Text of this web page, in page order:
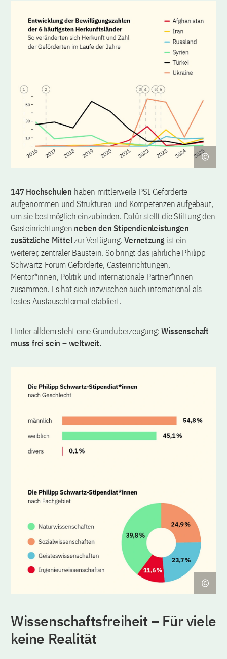
147 Hochschulen haben mittlerweile PSI-Geförderte
aufgenommen und Strukturen und Kompetenzen aufgebaut,
um sie bestmöglich einzubinden. Dafür stellt die Stiftung den
Gasteinrichtungen neben den Stipendienleistungen
zusätzliche Mittelzur Verfügung.Vernetzung ist ein
weiterer, zentraler Baustein. So bringt das jährliche Philipp
Schwartz-Forum Geförderte, Gasteinrichtungen,
Mentor*innen, Politik und internationale Partner*innen
zusammen. Es hat sich inzwischen auch international als
festes Austauschformat etabliert.
Hinter alldem steht eine Grundüberzeugung:Wissenschaft
muss frei sein – weltweit.
Wissenschaftsfreiheit – Für viele
keine Realität